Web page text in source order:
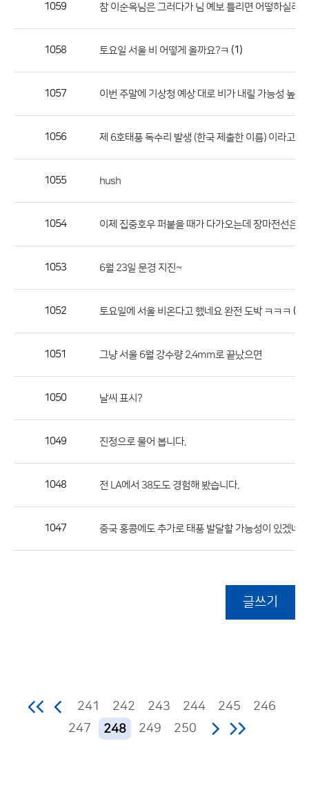
호,
록
공
1059 참 이순옥님은 그러다가 님 예보 틀리면 어떻하실려
1058 토요일 서울 비 어떻게 올까요?ㅋ (1)
1057 이번 주말에 기상청 예상 대로 비가 내릴 가능성 높겠
1056 제 6호태풍 독수리 발생 (한국 제출한 이름) 이라고 했
1055 hush
1054 이제 집중호우 퍼붙을 때가 다가오는데 장마전선은
1053 6월 23일 문경 지진~
1052 토요일에 서울 비온다고 했네요 완전 도박 ㅋㅋㅋ (1)
1051 그냥 서울 6월 강수량 2.4mm로 끝났으면
1050 날씨 표시?
1049 진정으로 물어 봅니다.
1048 전 LA에서 38도도 경험해 봤습니다.
1047 중국 홍콩에도 추가로 태풍 발달할 가능성이 있겠네
글쓰기
241 242 243 244 245
246
247
248 249 250